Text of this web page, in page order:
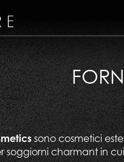
sono cosmetici
soggiorni charmant in